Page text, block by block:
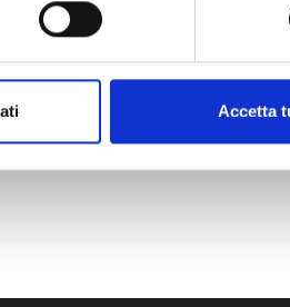
Accetta
l’efficienza che ci